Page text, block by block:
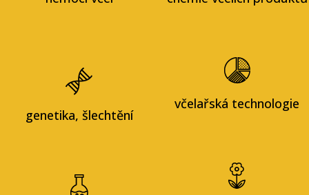
genetika, šlechtění
včelařská technologie